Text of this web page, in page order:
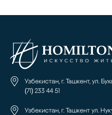
Узбекистан, г. Ташкент, ул.
(71) 233 44 51
Узбекистан, г. Ташкент ул.